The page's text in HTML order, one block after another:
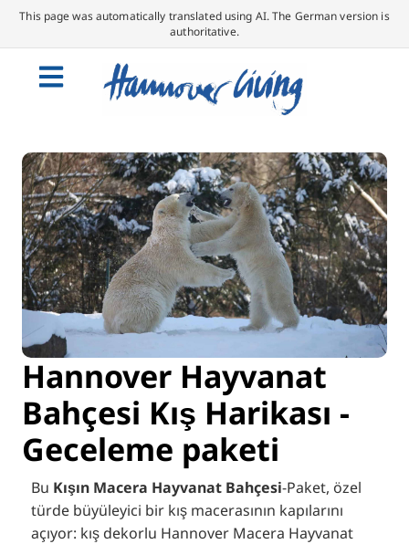
This page was automatically translated using AI. The German version is
authoritative.
Hannover Hayvanat
Bahçesi Kış Harikası -
Geceleme paketi
Bu Kışın Macera Hayvanat Bahçesi-Paket, özel
türde büyüleyici bir kış macerasının kapılarını
açıyor: kış dekorlu Hannover Macera Hayvanat